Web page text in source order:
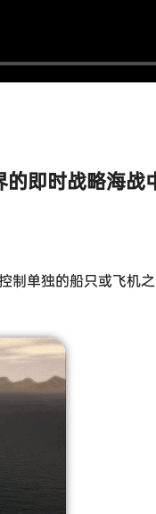
即时战略海战
单独的船只或飞机之